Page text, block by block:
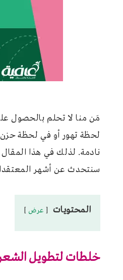
مَن منا لا تحلم بالحصول
لحظة تهور أو في لحظة
نادمة. لذلك في هذا
سنتحدث عن أشهر المعتقدات
المحتويات عرض
خلطات لتطويل الشعر في 3